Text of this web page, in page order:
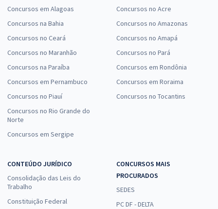
Concursos em Alagoas
Concursos na Bahia
Concursos no Ceará
Concursos no Maranhão
Concursos na Paraíba
Concursos em Pernambuco
Concursos no Piauí
Concursos no Rio Grande do
Norte
Concursos em Sergipe
Concursos no Acre
Concursos no Amazonas
Concursos no Amapá
Concursos no Pará
Concursos em Rondônia
Concursos em Roraima
Concursos no Tocantins
CONTEÚDO JURÍDICO
Consolidação das Leis do
Trabalho
Constituição Federal
CONCURSOS MAIS
PROCURADOS
SEDES
PC DF - DELTA